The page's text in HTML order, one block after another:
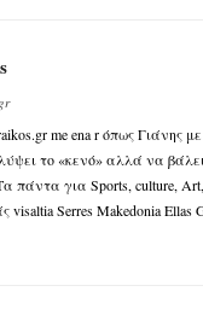
me ena r όπως Γιάνης
το «κενό» αλλά να
πάντα για Sports, culture,
Serres Makedonia Ellas